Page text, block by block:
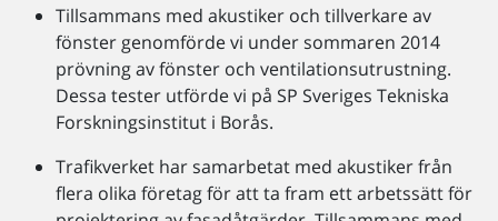
Tillsammans med akustiker och tillverkare av
fönster genomförde vi under sommaren 2014
prövning av fönster och ventilationsutrustning.
Dessa tester utförde vi på SP Sveriges Tekniska
Forskningsinstitut i Borås.
Trafikverket har samarbetat med akustiker från
flera olika företag för att ta fram ett arbetssätt för